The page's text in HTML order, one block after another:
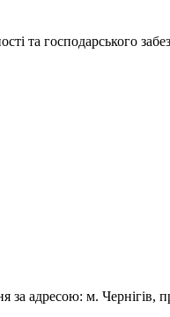
та господарського
за адресою: м. Чернігів,